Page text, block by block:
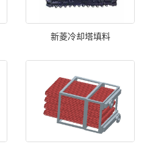
新菱冷却塔填料